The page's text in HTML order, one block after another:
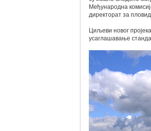
Међународна
директорат за
Циљеви новог
усаглашавање